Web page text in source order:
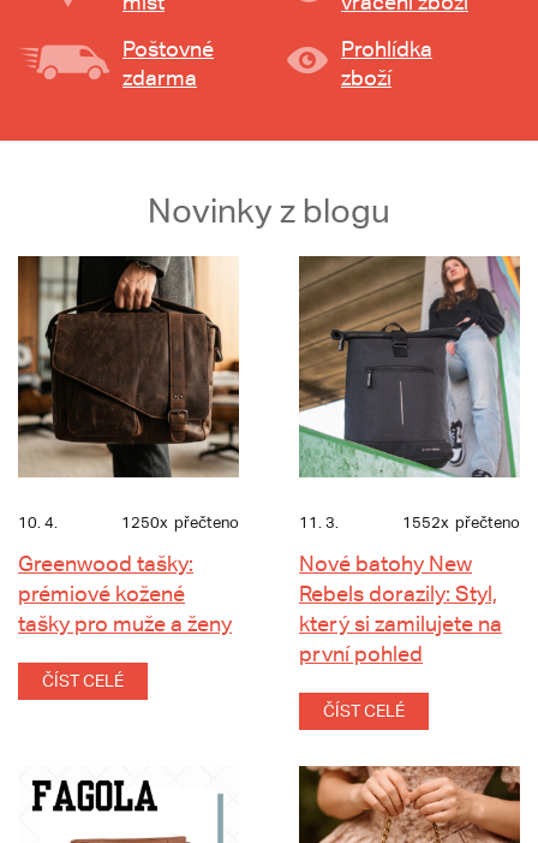
Poštovné
zdarma
Prohlídka
zboží
Novinky z blogu
10. 4. 1250x přečteno
Greenwood tašky:
prémiové kožené
tašky pro muže a ženy
ČÍST CELÉ
11. 3. 1552x přečteno
Nové batohy New
Rebels dorazily: Styl,
který si zamilujete na
první pohled
ČÍST CELÉ